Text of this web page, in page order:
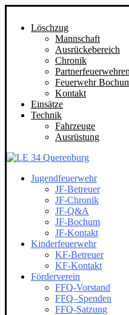
Löschzug
Mannschaft
Ausrückebereich
Chronik
Partnerfeuerwehren
Feuerwehr
Kontakt
Einsätze
Technik
Fahrzeuge
Ausrüstung
Jugendfeuerwehr
JF-Betreuer
JF-Chronik
JF-Q&A
JF-Bochum
JF-Kontakt
Kinderfeuerwehr
KF-Betreuer
KF-Kontakt
Förderverein
FFQ-Vorstand
FFQ–Spenden
FFQ-Satzung